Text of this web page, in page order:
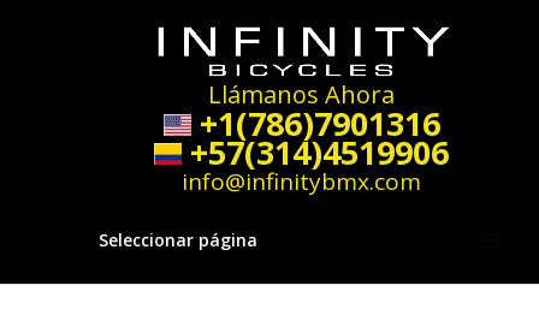
Llámanos Ahora
+1(786)7901316
+57(314)4519906
info@infinitybmx.com
Seleccionar página